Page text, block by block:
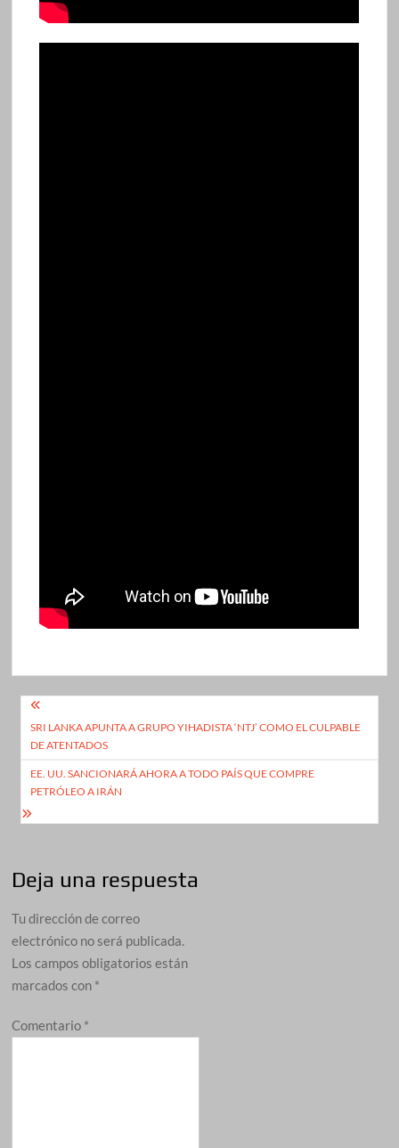
Navegación
de
entradas
SRI LANKA APUNTA A GRUPO YIHADISTA ‘NTJ’ COMO EL CULPABLE
DE ATENTADOS
EE. UU. SANCIONARÁ AHORA A TODO PAÍS QUE COMPRE
PETRÓLEO A IRÁN
Deja una respuesta
Tu dirección de correo
electrónico no será publicada.
Los campos obligatorios están
marcados con *
Comentario *